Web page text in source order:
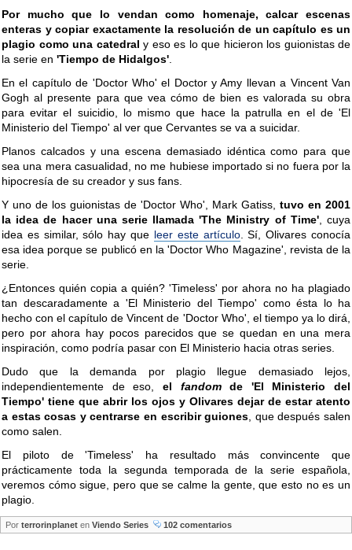
Por mucho que lo vendan como homenaje, calcar escenas
enteras y copiar exactamente la resolución de un capítulo es un
plagio como una catedral y eso es lo que hicieron los guionistas de
la serie en 'Tiempo de Hidalgos'
En el capítulo de 'Doctor Who' el Doctor y Amy llevan a Vincent Van
Gogh al presente para que vea cómo de bien es valorada su obra
para evitar el suicidio, lo mismo que hace la patrulla en el de 'El
Ministerio del Tiempo' al ver que Cervantes se va a suicidar.
Planos calcados y una escena demasiado idéntica como para que
sea una mera casualidad, no me hubiese importado si no fuera por la
hipocresía de su creador y sus fans.
Y uno de los guionistas de 'Doctor Who', Mark Gatiss, tuvo en 2001
la idea de hacer una serie llamada 'The Ministry of Time', cuya
idea es similar, sólo hay que leer este artículo. Sí, Olivares conocía
esa idea porque se publicó en la 'Doctor Who Magazine', revista de la
serie.
¿Entonces quién copia a quién? 'Timeless' por ahora no ha plagiado
tan descaradamente a 'El Ministerio del Tiempo' como ésta lo ha
hecho con el capítulo de Vincent de 'Doctor Who', el tiempo ya lo dirá,
pero por ahora hay pocos parecidos que se quedan en una mera
inspiración, como podría pasar con El Ministerio hacia otras series.
Dudo que la demanda por plagio llegue demasiado lejos,
independientemente de eso, el fandomde 'El Ministerio del
Tiempo' tiene que abrir los ojos y Olivares dejar de estar atento
a estas cosas y centrarse en escribir guiones , que después salen
como salen.
El piloto de 'Timeless' ha resultado más convincente que
prácticamente toda la segunda temporada de la serie española,
veremos cómo sigue, pero que se calme la gente, que esto no es un
plagio.
Por terrorinplanet en Viendo Series 102 comentarios